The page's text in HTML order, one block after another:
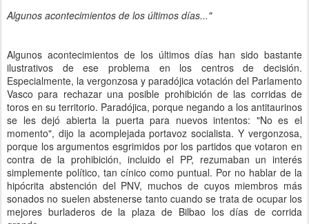
Algunos acontecimientos de los últimos días..."
Algunos acontecimientos de los últimos días han sido bastante
ilustrativos de ese problema en los centros de decisión.
Especialmente, la vergonzosa y paradójica votación del Parlamento
Vasco para rechazar una posible prohibición de las corridas de
toros en su territorio. Paradójica, porque negando a los antitaurinos
se les dejó abierta la puerta para nuevos intentos: "No es el
momento", dijo la acomplejada portavoz socialista. Y vergonzosa,
porque los argumentos esgrimidos por los partidos que votaron en
contra de la prohibición, incluido el PP, rezumaban un interés
simplemente político, tan cínico como puntual. Por no hablar de la
hipócrita abstención del PNV, muchos de cuyos miembros más
sonados no suelen abstenerse tanto cuando se trata de ocupar los
mejores burladeros de la plaza de Bilbao los días de corrida